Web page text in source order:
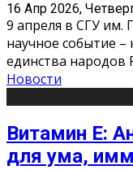
16 Апр 2026,
9 апреля в СГУ им.
научное событие –
единства народов
Новости
Витамин Е:
для ума,